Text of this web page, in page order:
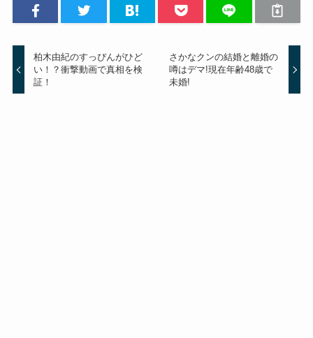
柏木由紀のすっぴんがひど
い！？衝撃動画で真相を検
証！
さかなクンの結婚と離婚の
噂はデマ!現在年齢48歳で
未婚!